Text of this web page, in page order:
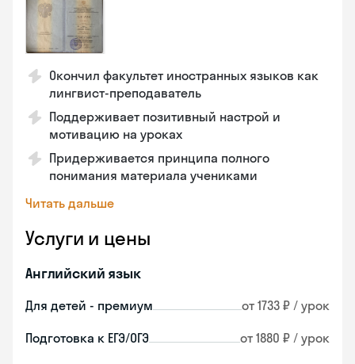
Окончил факультет иностранных языков как
лингвист-преподаватель
Поддерживает позитивный настрой и
мотивацию на уроках
Придерживается принципа полного
понимания материала учениками
Читать дальше
Услуги и цены
Английский язык
Для детей - премиум от 1733 ₽ / урок
Подготовка к ЕГЭ/ОГЭ от 1880 ₽ / урок